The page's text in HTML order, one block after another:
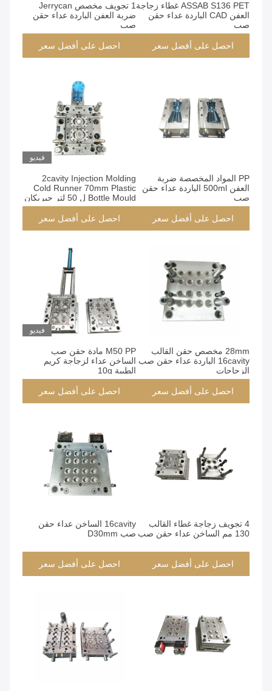
ASSAB S136 PET غطاء زجاجة
العفن CAD الباردة عداء حقن
صب
احصل على أفضل سعر
1 تجويف مخصص Jerrycan
ضربة العفن الباردة عداء حقن
صب
احصل على أفضل سعر
PP المواد المخصصة ضربة
العفن 500ml الباردة عداء حقن
صب
احصل على أفضل سعر
فيديو
2cavity Injection Molding
Cold Runner 70mm Plastic
Bottle Mould ل 50 لتر جيريكان
احصل على أفضل سعر
28mm مخصص حقن القالب
16cavity الباردة عداء حقن صب
الزجاجات
احصل على أفضل سعر
فيديو
M50 PP مادة حقن صب
الساخن عداء لزجاجة كريم
الطبية 10g
احصل على أفضل سعر
4 تجويف زجاجة غطاء القالب
130 مم الساخن عداء حقن صب
احصل على أفضل سعر
16cavity الساخن عداء حقن
صب D30mm
احصل على أفضل سعر